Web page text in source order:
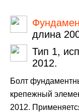
длина
Тип 1,
2012.
Болт
крепежный
2012.